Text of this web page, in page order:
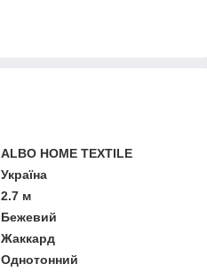
ALBO HOME TEXTILE
Україна
2.7 м
Бежевий
Жаккард
Однотонний